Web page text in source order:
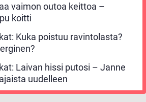
vaimon outoa keittoa –
koitti
Kuka poistuu ravintolasta?
Laivan hissi putosi – Janne
uudelleen